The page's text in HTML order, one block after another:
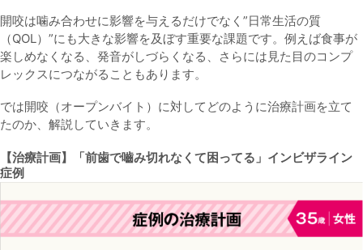
開咬は噛み合わせに影響を与えるだけでなく”日常生活の質
（QOL）”にも大きな影響を及ぼす重要な課題です。例えば食事が
楽しめなくなる、発音がしづらくなる、さらには見た目のコンプ
レックスにつながることもあります。
では開咬（オープンバイト）に対してどのように治療計画を立て
たのか、解説していきます。
【治療計画】「前歯で嚙み切れなくて困ってる」インビザライン
症例